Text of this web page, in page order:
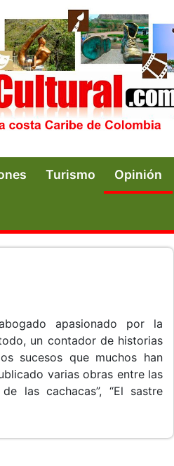
Turismo Opinión
apasionado por la
un contador de historias
sucesos que muchos han
varias obras entre las
las cachacas”, “El sastre